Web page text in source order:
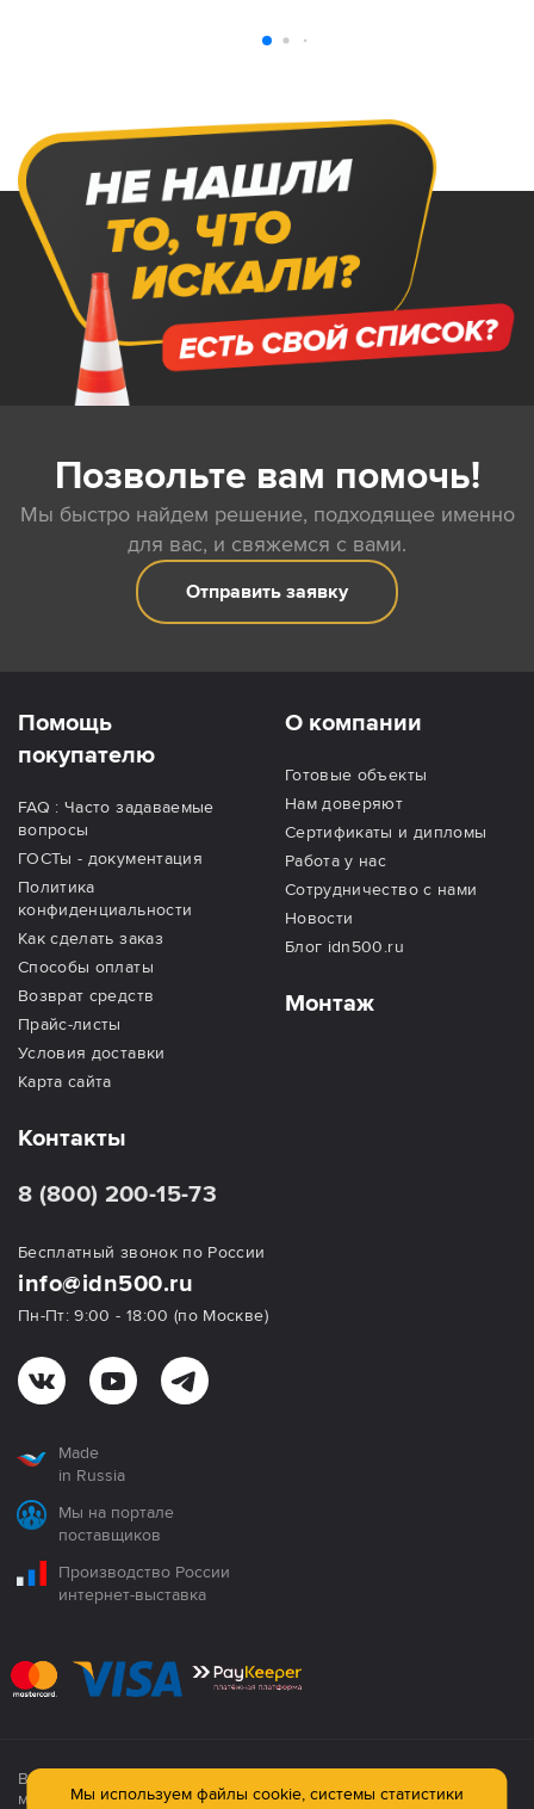
Позвольте вам помочь!
Мы быстро найдем решение, подходящее именно
для вас, и свяжемся с вами.
Отправить заявку
Помощь
покупателю
FAQ : Часто задаваемые
вопросы
ГОСТы - документация
Политика
конфиденциальности
Как сделать заказ
Способы оплаты
Возврат средств
Прайс-листы
Условия доставки
Карта сайта
О компании
Готовые объекты
Нам доверяют
Сертификаты и дипломы
Работа у нас
Сотрудничество с нами
Новости
Блог idn500.ru
Монтаж
Контакты
8 (800) 200-15-73
Бесплатный звонок по России
info@idn500.ru
Пн-Пт: 9:00 - 18:00 (по Москве)
Made
in Russia
Мы на портале
поставщиков
Производство России
интернет-выставка
Все продукция сертифицирована. Использование
материалов сайта строго запрещено!
Мы используем файлы cookie, системы статистики